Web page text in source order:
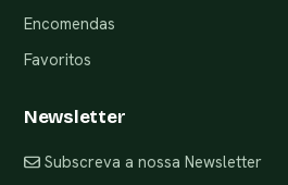
Encomendas
Favoritos
Newsletter
Subscreva a nossa Newsletter